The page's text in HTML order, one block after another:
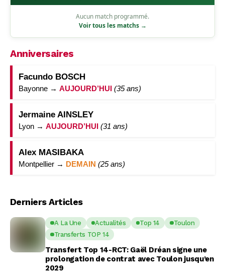
Aucun match programmé.
Voir tous les matchs →
Anniversaires
Facundo BOSCH
Bayonne → AUJOURD’HUI (35 ans)
Jermaine AINSLEY
Lyon → AUJOURD’HUI (31 ans)
Alex MASIBAKA
Montpellier → DEMAIN (25 ans)
Derniers Articles
A La Une Actualités Top 14
Toulon
Transferts TOP 14
Transfert Top 14-RCT: Gaël Dréan signe une
prolongation de contrat avec Toulon jusqu’en
2029